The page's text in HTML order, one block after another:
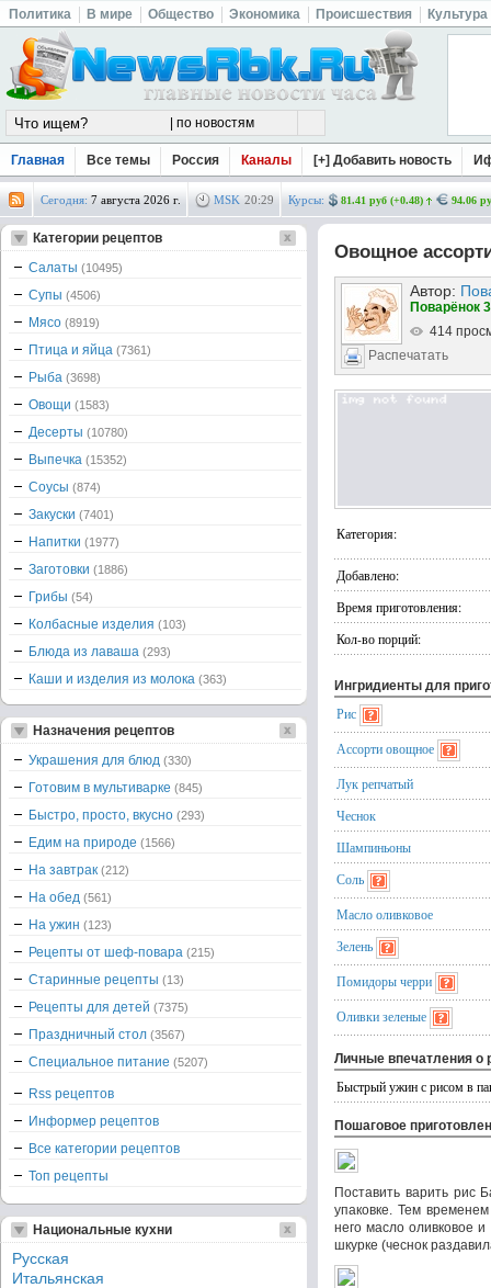
Политика В мире Общество Экономика Происшествия Культура
Главная Все темы Россия Каналы [+] Добавить новость
Сегодня: 7 августа 2026 г. MSK 20:29 Курсы: 81.41 руб (+0.48) 94.06
Овощное
Автор:
Поварёнок
414
Распечатать
Категория:
Добавлено:
Время приготовления:
Кол-во порций:
Ингридиенты для
Рис
Ассорти овощное
Лук репчатый
Чеснок
Шампиньоны
Соль
Масло оливковое
Зелень
Помидоры черри
Оливки зеленые
Личные впечатления о
Быстрый ужин с рисом в
Пошаговое
Поставить варить рис
упаковке. Тем
него масло оливковое
шкурке (чеснок
Категории рецептов
Салаты (10495)
Супы (4506)
Мясо (8919)
Птица и яйца (7361)
Рыба (3698)
Овощи (1583)
Десерты (10780)
Выпечка (15352)
Соусы (874)
Закуски (7401)
Напитки (1977)
Заготовки (1886)
Грибы (54)
Колбасные изделия (103)
Блюда из лаваша (293)
Каши и изделия из молока (363)
Назначения рецептов
Украшения для блюд (330)
Готовим в мультиварке (845)
Быстро, просто, вкусно (293)
Едим на природе (1566)
На завтрак (212)
На обед (561)
На ужин (123)
Рецепты от шеф-повара (215)
Старинные рецепты (13)
Рецепты для детей (7375)
Праздничный стол (3567)
Специальное питание (5207)
Rss рецептов
Информер рецептов
Все категории рецептов
Топ рецепты
Национальные кухни
Русская
Итальянская